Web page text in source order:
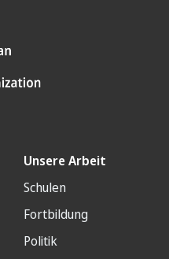
Unsere Arbeit
Schulen
Fortbildung
Politik